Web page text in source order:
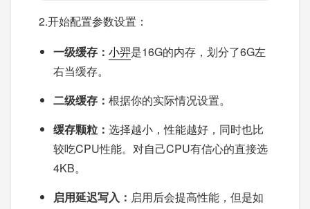
2.开始配置参数设置：
一级缓存： 小羿是16G的内存，划分了6G左
右当缓存。
二级缓存： 根据你的实际情况设置。
缓存颗粒： 选择越小，性能越好，同时也比
较吃CPU性能。对自己CPU有信心的直接选
4KB。
启用延迟写入： 启用后会提高性能，但是如